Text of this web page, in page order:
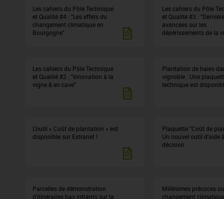
Les cahiers du Pôle Technique
et Qualité #4 : "Les effets du
changement climatique en
Bourgogne"
Les cahiers du Pôle
et Qualité #3 :
avancées sur les
dépérissements de la
Les cahiers du Pôle Technique
et Qualité #2 : "Innovation à la
vigne & en cave"
Plantation de haies
vignoble : Une
technique est
L’outil « Coût de plantation » est
disponible sur Extranet !
Plaquette "Coût de
Un nouvel outil d'aide
décision
Parcelles de démonstration
d’itinéraires bas intrants sur la
Millésimes précoces
changement